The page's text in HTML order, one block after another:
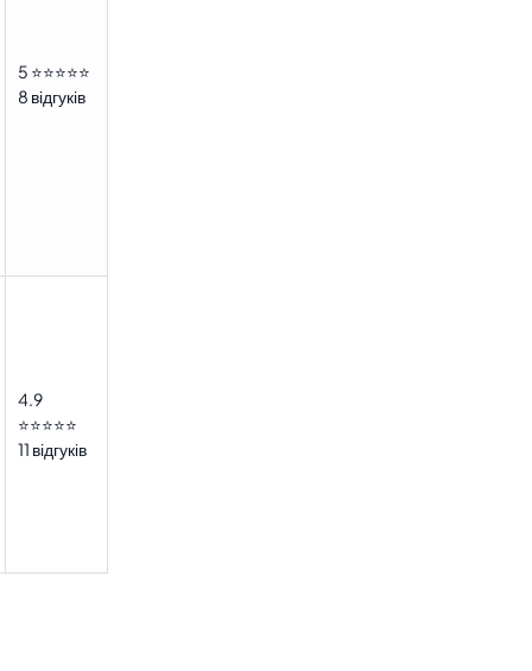
5 ⭐⭐⭐⭐⭐
8 відгуків
4.9
⭐⭐⭐⭐⭐
11 відгуків